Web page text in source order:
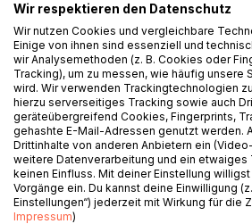
BESCHREIBUNG
Im 82. Lebensjahr wurde
1857 vom Verein und
aufzuschreiben. So sind
Handwerkmeisters, der
Einzelheiten über
für Mühlbach u.v.a.mehr.
erhalten geblieben, sie
Wir respektieren den Datenschutz
Wir nutzen Cookies und vergleichbare
Einige von ihnen sind essenziell und
wir Analysemethoden (z. B. Cookies oder
Tracking), um zu messen, wie häufig
wird. Wir verwenden Trackingtechnologien
hierzu serverseitiges Tracking sowie auch
geräteübergreifend Cookies, Fingerprints,
gehashte E-Mail-Adressen genutzt werden.
Drittinhalte von anderen Anbietern ein
weitere Datenverarbeitung und ein etwaiges
keinen Einfluss. Mit deiner Einstellung
Vorgänge ein. Du kannst deine Einwilligung
Einstellungen“) jederzeit mit Wirkung für die
Impressum)